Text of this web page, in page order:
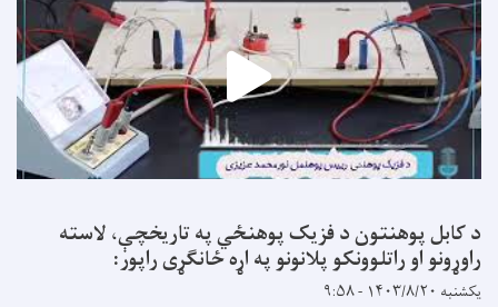
د کابل پوهنتون د فزیک پوهنځي په تاریخچې، لاسته
راوړونو او راتلوونکو پلانونو په اړه ځانګړی راپور:
یکشنبه ۱۴۰۳/۸/۲۰ - ۹:۵۸